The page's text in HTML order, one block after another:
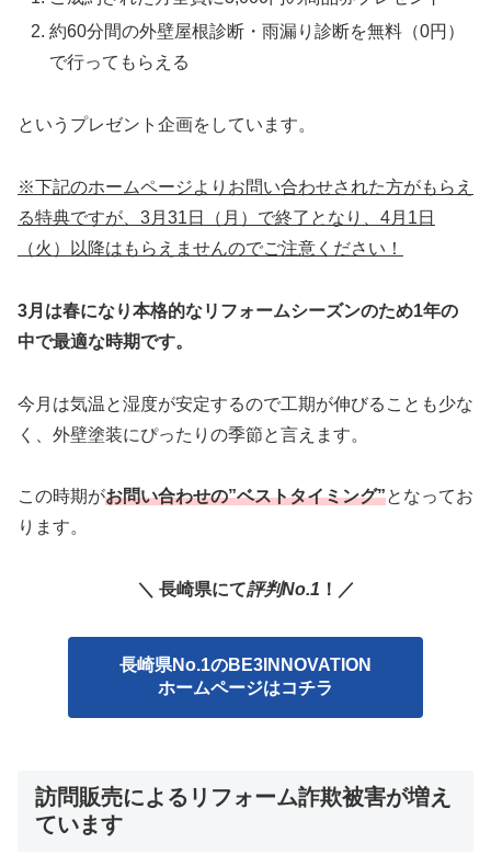
約60分間の外壁屋根診断・雨漏り診断を無料（0円）
で行ってもらえる
というプレゼント企画をしています。
※下記のホームページよりお問い合わせされた方がもらえ
る特典ですが、3月31日（月）で終了となり、4月1日
（火）以降はもらえませんのでご注意ください！
3月は春になり本格的なリフォームシーズンのため1年の
中で最適な時期です。
今月は気温と湿度が安定するので工期が伸びることも少な
く、外壁塗装にぴったりの季節と言えます。
この時期がお問い合わせの”ベストタイミング”となってお
ります。
＼ 長崎県にて評判No.1 ！／
長崎県No.1のBE3INNOVATION
ホームページはコチラ
訪問販売によるリフォーム詐欺被害が増え
ています